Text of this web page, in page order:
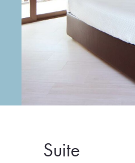
Suite